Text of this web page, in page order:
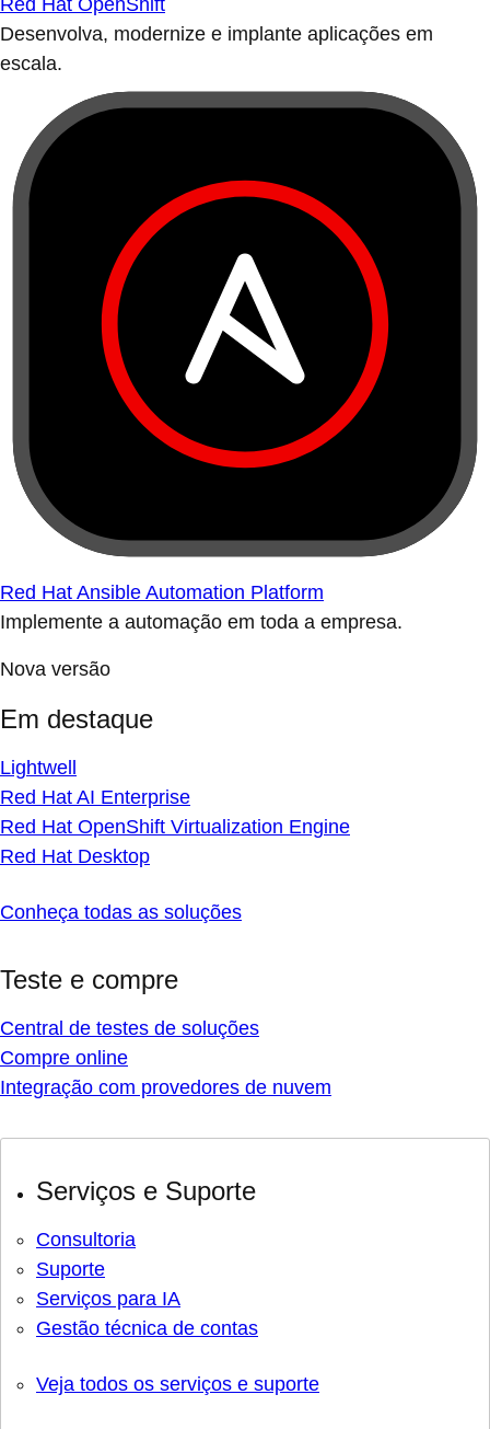
Red Hat OpenShift
Desenvolva, modernize e implante aplicações em
escala.
Red Hat Ansible Automation Platform
Implemente a automação em toda a empresa.
Nova versão
Em destaque
Lightwell
Red Hat AI Enterprise
Red Hat OpenShift Virtualization Engine
Red Hat Desktop
Conheça todas as soluções
Teste e compre
Central de testes de soluções
Compre online
Integração com provedores de nuvem
Serviços e Suporte
Consultoria
Suporte
Serviços para IA
Gestão técnica de contas
Veja todos os serviços e suporte